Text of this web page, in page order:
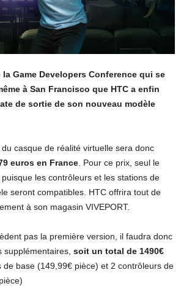
la Game Developers Conference qui se
à San Francisco que HTC a enfin
de sortie de son nouveau modèle
casque de réalité virtuelle sera donc
euros en France . Pour ce prix, seul le
les contrôleurs et les stations de
seront compatibles. HTC offrira tout de
à son magasin VIVEPORT.
pas la première version, il faudra donc
supplémentaires, soit un total de 1490€
de base (149,99€ pièce) et 2 contrôleurs de